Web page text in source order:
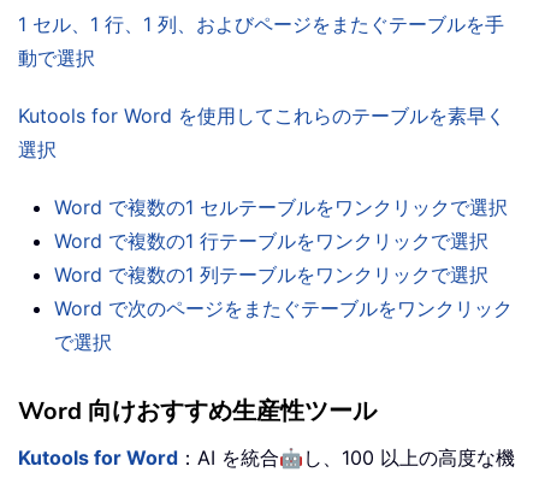
1 セル、1 行、1 列、およびページをまたぐテーブルを手
動で選択
Kutools for Word を使用してこれらのテーブルを素早く
選択
Word で複数の1 セルテーブルをワンクリックで選択
Word で複数の1 行テーブルをワンクリックで選択
Word で複数の1 列テーブルをワンクリックで選択
Word で次のページをまたぐテーブルをワンクリック
で選択
Word 向けおすすめ生産性ツール
Kutools for Word ：AI を統合🤖 し、100 以上の高度な機